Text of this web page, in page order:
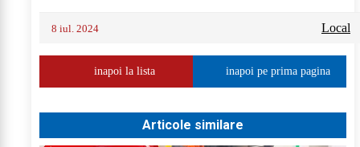
8 iul. 2024 Local
inapoi la lista inapoi pe prima pagina
Articole similare